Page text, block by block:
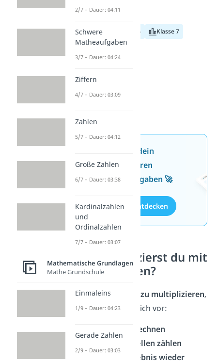
imVideo!
Klasse 5 Klasse 6 Klasse 7
Jetzt neu: Teste dein
Wissen mit unseren
kostenlosen Aufgaben 🚀
Aufgaben entdecken
Wie multiplizierst du mit
Dezimalzahlen?
UmDezimalzahlen zu multiplizieren,
gehst du immer gleich vor:
Ohne Komma rechnen
Nachkommastellen zählen
Komma im Ergebnis wieder
2/7 – Dauer: 04:11
Schwere
Matheaufgaben
3/7 – Dauer: 04:24
Ziffern
4/7 – Dauer: 03:09
Zahlen
5/7 – Dauer: 04:12
Große Zahlen
6/7 – Dauer: 03:38
Kardinalzahlen
und
Ordinalzahlen
7/7 – Dauer: 03:07
Mathematische Grundlagen
Mathe Grundschule
Einmaleins
1/9 – Dauer: 04:23
Gerade Zahlen
2/9 – Dauer: 03:03